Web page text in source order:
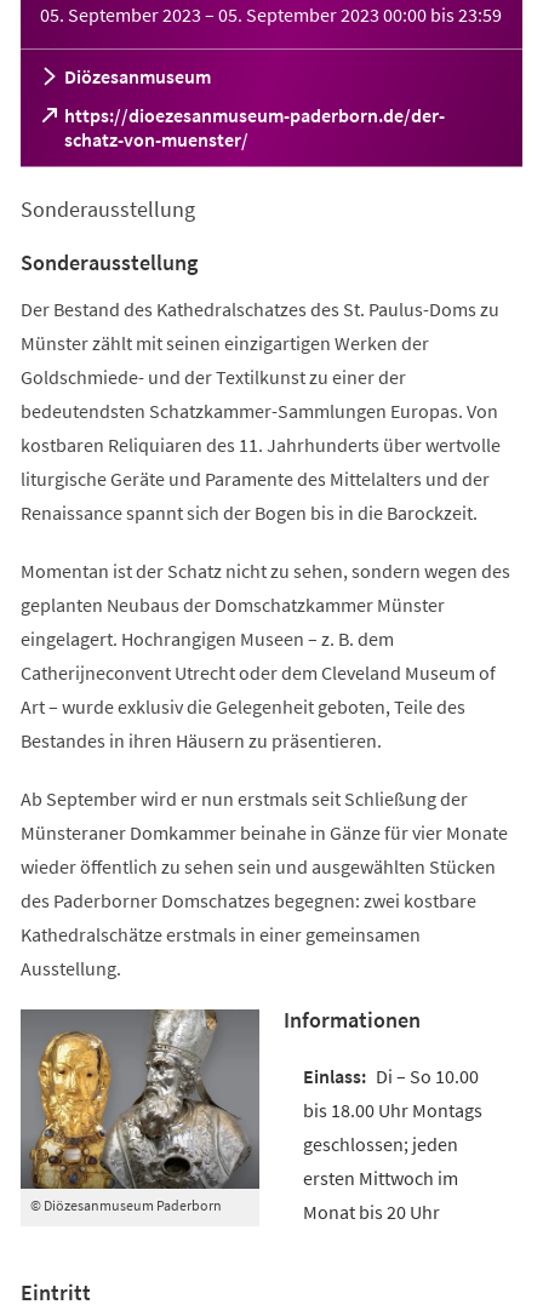
05. September 2023 – 05. September 2023 00:00 bis23:59
Diözesanmuseum
https://dioezesanmuseum-paderborn.de/der-
schatz-von-muenster/
(Öffnet
in
neuen
Sonderausstellung
Sonderausstellung
Der Bestand des Kathedralschatzes des St. Paulus-Doms zu
Münster zählt mit seinen einzigartigen Werken der
Goldschmiede- und der Textilkunst zu einer der
bedeutendsten Schatzkammer-Sammlungen Europas. Von
kostbaren Reliquiaren des 11. Jahrhunderts über wertvolle
liturgische Geräte und Paramente des Mittelalters und der
Renaissance spannt sich der Bogen bis in die Barockzeit.
Momentan ist der Schatz nicht zu sehen, sondern wegen des
geplanten Neubaus der Domschatzkammer Münster
eingelagert. Hochrangigen Museen – z. B. dem
Catherijneconvent Utrecht oder dem Cleveland Museum of
Art – wurde exklusiv die Gelegenheit geboten, Teile des
Bestandes in ihren Häusern zu präsentieren.
Ab September wird er nun erstmals seit Schließung der
Münsteraner Domkammer beinahe in Gänze für vier Monate
wieder öffentlich zu sehen sein und ausgewählten Stücken
des Paderborner Domschatzes begegnen: zwei kostbare
Kathedralschätze erstmals in einer gemeinsamen
Ausstellung.
© Diözesanmuseum Paderborn
Informationen
Di – So 10.00
bis 18.00 Uhr Montags
geschlossen; jeden
ersten Mittwoch im
Monat bis 20 Uhr
Eintritt